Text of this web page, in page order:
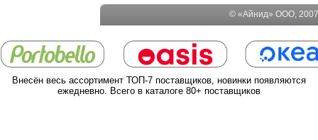
© «Айнид» ООО,
Внесён весь ассортимент ТОП-7 поставщиков, новинки появляются
ежедневно. Всего в каталоге 80+ поставщиков